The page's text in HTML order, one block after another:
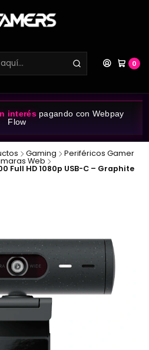
0
interéspagando con Webpay
Flow
Gaming Periféricos Gamer
Web
Full HD 1080p USB-C – Graphite